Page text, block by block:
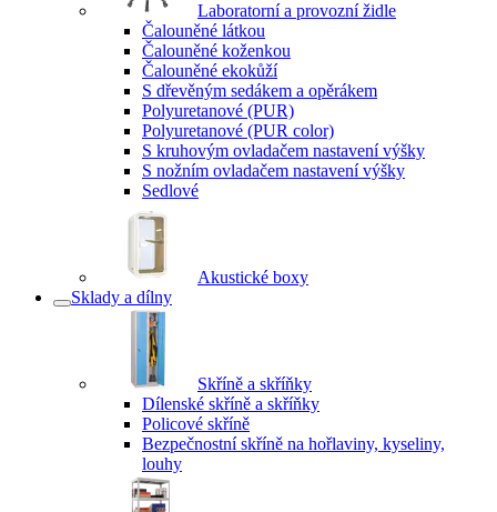
Laboratorní a provozní židle
Čalouněné látkou
Čalouněné koženkou
Čalouněné ekokůží
S dřevěným sedákem a opěrákem
Polyuretanové (PUR)
Polyuretanové (PUR color)
S kruhovým ovladačem nastavení výšky
S nožním ovladačem nastavení výšky
Sedlové
Akustické boxy
Sklady a dílny
Skříně a skříňky
Dílenské skříně a skříňky
Policové skříně
Bezpečnostní skříně na hořlaviny, kyseliny,
louhy